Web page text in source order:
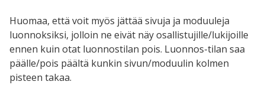
Huomaa, että voit myös jättää sivuja ja moduuleja
luonnoksiksi, jolloin ne eivät näy osallistujille/lukijoille
ennen kuin otat luonnostilan pois. Luonnos-tilan saa
päälle/pois päältä kunkin sivun/moduulin kolmen
pisteen takaa.